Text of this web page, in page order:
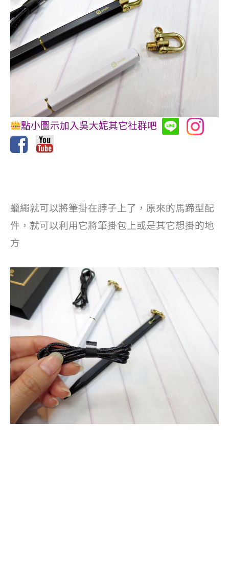
點小圖示加入吳大妮其它社群吧
蠟繩就可以將筆掛在脖子上了，原來的馬蹄型配
件，就可以利用它將筆掛包上或是其它想掛的地
方